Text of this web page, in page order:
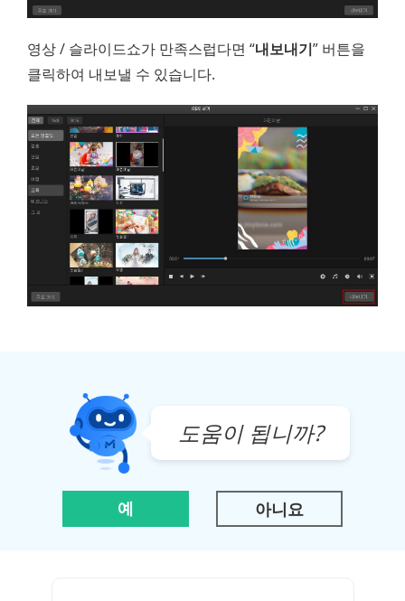
영상 / 슬라이드쇼가 만족스럽다면 “내보내기” 버튼을
클릭하여 내보낼 수 있습니다.
도움이 됩니까?
예 아니요